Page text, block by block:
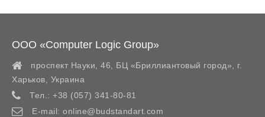
ООО «Computer Logic Group»
проспект Науки, 46, БЦ «Бриллиантовый город»,
г.
Харьков
Украина
Тел.: +38 (057) 341-80-81
E-mail: online@budstandart.com